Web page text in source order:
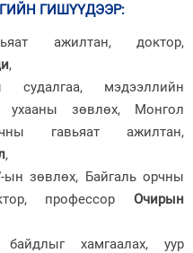
ГИШҮҮДЭЭР:
ажилтан, доктор,
,
мэдээллийн
ухааны зөвлөх, Монгол
гавьяат ажилтан,
,
ын зөвлөх, Байгаль орчны
профессор Очирын
хамгаалах, уур